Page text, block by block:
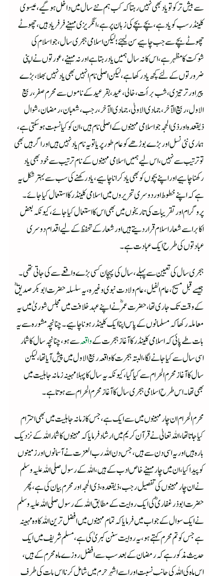
سے بیش تر کو تو یاد بھی نہیں رہتاکہ کب ہم نئے سال میں داخل ہو گیے، عیسوی
کلینڈر سب کو یادہے، بچے بچے کی زبان پر ہے، انگریزی مہینے فرفر یاد ہیں، چھوٹے
چھوٹے بچے سے جب چاہیے سن لیجئے؛ لیکن اسلامی ہجری سال، جو اسلام کی
شوکت کا مظہر ہے، اس کا نہ سال ہمیں یاد رہتا ہے اور نہ مہینے، عورتوں نے اپنی
ضرورتوں کے لئے کچھ یاد رکھا ہے، لیکن اصلی نام انہیں بھی یاد نہیں بھلا،بڑے
پیراور ترتیزی، شب برأت، خالی، عید، بقرعید کے ناموں سے محرم صفر، ربیع
الاول، ربیع الآخر، جمادی الاولیٰ، جمادی الآخر، رجب، شعبان، رمضان، شوال
ذیقعدہ اور ذی الحجہ جو اسلامی مہینوں کے اصلی نام ہیں، ان کو کیا نسبت ہو سکتی ہے،
ہماری نئی نسل اور بڑے بوڑھے کو عام طور پر یا تو یہ نام یاد نہیں ہیں اور اگر ہیں بھی
تو ترتیب سے نہیں، اس لیے ہمیں اسلامی مہینوں کے نام ترتیب سے خود بھی یاد
رکھنا چاہیے اور اپنے بچوں کو بھی یاد کرانا چاہیے، یاد رکھنے کی سب سے بہتر شکل یہ
ہے کہ اپنے خطوط اور دوسری تحریروں میں اسلامی کلینڈر کا استعمال کیا جائے۔
پروگرام اور تقریبات کی تاریخوں میں بھی اس کا استعمال کیا جائے، کیونکہ بعض
اکابر اسے شعار اسلام قرار دیتے ہیں اور شعار کے تحفظ کے لیے اقدام دوسری
عبادتوں کی طرح ایک عبادت ہے۔
ہجری سال کی تعیین سے پہلے، سال کی پہچان کسی بڑے واقعے سے کی جاتی تھی۔
جیسے قبل مسیح،عام الفیل، عام ولادت نبوی وغیرہ، یہ سلسلہ حضرت ابو بکر صدیق ؓ
کے وقت تک جاری تھا، حضرت عمر ؓ نے اپنے عہد خلافت میں مجلس شوریٰ میں یہ
معاملہ رکھا کہ مسلمانوں کے پاس اپنا ایک کلینڈر ہونا چاہیے۔ چنانچہ مشورہ سے یہ
بات طے پائی کہ اسلامی کلینڈر کا آغاز ہجرت کےواقعہسے ہو، چنانچہ سال کا شمار
اسی سال سے کیاجانے لگا، البتہ ہجرت کا واقعہ ربیع الاول میں پیش آیا تھا،لیکن
سال کا آغاز محرم الحرام سے کیا گیا، کیونکہ یہ سال کا پہلا مہینہ زمانہ جاہلیت میں
بھی تھا۔اس طرح اسلامی ہجری سال کا آغاز محرم الحرام سے ہوتا ہے۔
محرم الحرام ان چا ر مہینوں میں سے ایک ہے، جس کا زمانہ جاہلیت میں بھی احترام
کیا جاتا تھا، اللہ تعالیٰ نے قرآن کریم میں ارشاد فرمایا کہ مہینوں کا شمار اللہ کے نزدیک
بارہ ہیں اور یہ اسی دن سے ہیں، جس دن اللہ رب ا لعزت نے آسمانوں اور زمینوں
کو پیدا کیا، ان میں چار مہینے خاص ادب کے ہیں، اللہ کے رسول صلی اللہ علیہ وسلم
نے ان چار مہینوں کی تفصیل رجب، ذیقعدہ، ذی الحجہ اور محرم بیان کی ہے، پھر
حضرت ابو ذر غفاری ؓکی ایک روایت کے مطابق اللہ کے رسول صلی اللہ علیہ وسلم
نے ایک سوال کے جواب میں فرمایا کہ تمام مہینوں میں افضل ترین اللہ کا وہ مہینہ
ہے جس کو تم محرم کہتے ہو، یہ روایت سنن کبریٰ کی ہے، مسلم شریف میں ایک
حدیث مذکور ہے کہ رمضان کے بعد سب سے افضل روزے ماہ محرم کے ہیں،
اس ماہ کی اللہ کی جانب نسبت اور اسے اشہر حرم میں شامل کرنا اس بات کی طرف